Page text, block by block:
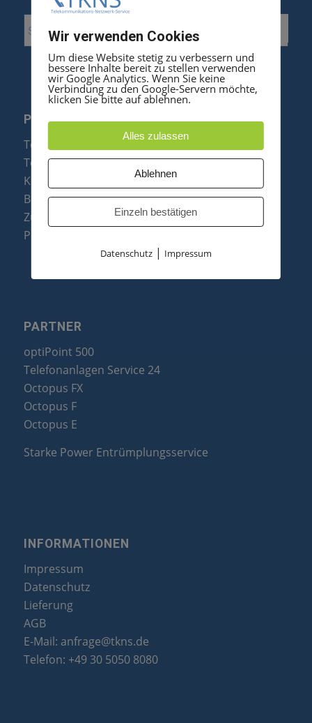
PRODUKTE
Telefonanlagen
Telefone
Konftel Konferenztelefone
Baugruppen
Zubehör & Ersatzteile
Produktzusammenfassung
PARTNER
optiPoint 500
Telefonanlagen Service 24
Octopus FX
Octopus F
Octopus E
Starke Power Entrümplungsservice
INFORMATIONEN
Impressum
Datenschutz
Lieferung
AGB
E-Mail: anfrage@tkns.de
Telefon: +49 30 5050 8080
Wir verwenden Cookies
Um diese Website stetig zu verbessern und
bessere Inhalte bereit zu stellen verwenden
wir Google Analytics. Wenn Sie keine
Verbindung zu den Google-Servern möchte,
klicken Sie bitte auf ablehnen.
Alles zulassen
Ablehnen
Einzeln bestätigen
Datenschutz| Impressum